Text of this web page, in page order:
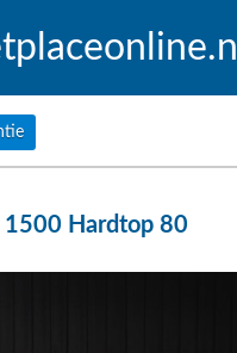
1500 Hardtop 80